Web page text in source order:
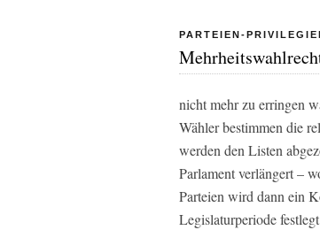
PARTEIEN-
nicht mehr zu erringen
Wähler bestimmen die
werden den Listen
Parlament verlängert –
Parteien wird dann ein
Legislaturperiode